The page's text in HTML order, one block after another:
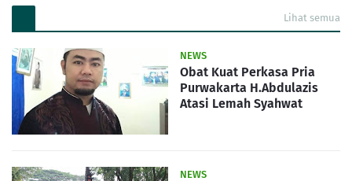
Lihat semua
NEWS
Obat Kuat Perkasa Pria
Purwakarta H.Abdulazis
Atasi Lemah Syahwat
NEWS